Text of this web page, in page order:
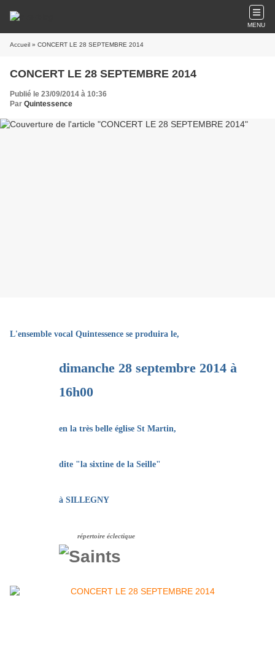
MENU
Accueil » CONCERT LE 28 SEPTEMBRE 2014
CONCERT LE 28 SEPTEMBRE 2014
Publié le 23/09/2014 à 10:36
Par Quintessence
L'ensemble vocal Quintessence se produira le,
dimanche 28 septembre 2014 à
16h00
en la très belle église St Martin,
dite "la sixtine de la Seille"
à SILLEGNY
répertoire éclectique